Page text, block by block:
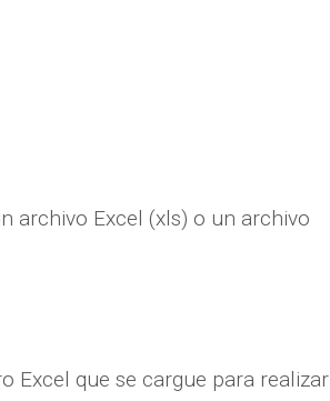
archivo Excel (xls) o un archivo
Excel que se cargue para realizar